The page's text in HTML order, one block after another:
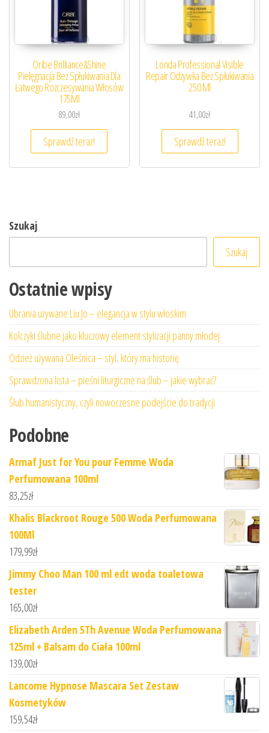
Oribe Brilliance&Shine
Pielęgnacja Bez Spłukiwania Dla
Łatwego Rozczesywania Włosów
175Ml
89,00zł
Sprawdź teraz!
Londa Professional Visible
Repair Odżywka Bez Spłukiwania
250 Ml
41,00zł
Sprawdź teraz!
Szukaj
Szukaj
Ostatnie wpisy
Ubrania używane Liu Jo – elegancja w stylu włoskim
Kolczyki ślubne jako kluczowy element stylizacji panny młodej
Odzież używana Oleśnica – styl, który ma historię
Sprawdzona lista – pieśni liturgiczne na ślub – jakie wybrać?
Ślub humanistyczny, czyli nowoczesne podejście do tradycji
Podobne
Armaf Just for You pour Femme Woda
Perfumowana 100ml
83,25zł
Khalis Blackroot Rouge 500 Woda Perfumowana
100Ml
179,99zł
Jimmy Choo Man 100 ml edt woda toaletowa
tester
165,00zł
Elizabeth Arden 5Th Avenue Woda Perfumowana
125ml + Balsam do Ciała 100ml
139,00zł
Lancome Hypnose Mascara Set Zestaw
Kosmetyków
159,54zł